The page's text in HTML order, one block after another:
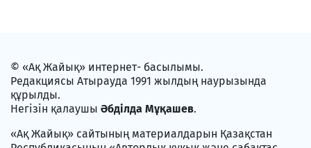
© «Ақ Жайық» интернет- басылымы.
Редакциясы Атырауда 1991 жылдың наурызында
құрылды.
Негізін қалаушы Әбділда Мұқашев.
«Ақ Жайық» сайтының материалдарын Қазақстан